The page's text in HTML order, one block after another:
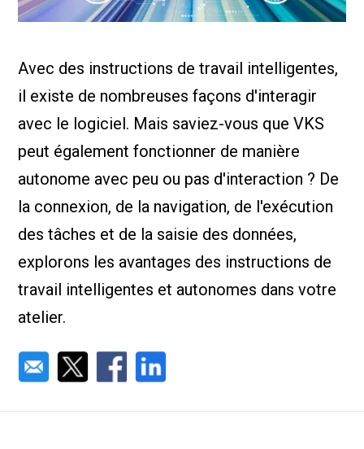
de
Presse
Nous
Avec des instructions de travail intelligentes,
il existe de nombreuses façons d'interagir
avec le logiciel. Mais saviez-vous que VKS
peut également fonctionner de manière
autonome avec peu ou pas d'interaction ? De
la connexion, de la navigation, de l'exécution
des tâches et de la saisie des données,
explorons les avantages des instructions de
travail intelligentes et autonomes dans votre
atelier.